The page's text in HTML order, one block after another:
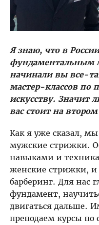
Я знаю, что в
фундаментальным
начинали вы все-
мастер-классов по
искусству. Значит
вас стоит на втором
Как я уже сказал,
мужские стрижки.
навыками и
женские стрижки,
барберинг. Для нас
фундамент,
двигаться дальше.
преподаем курсы